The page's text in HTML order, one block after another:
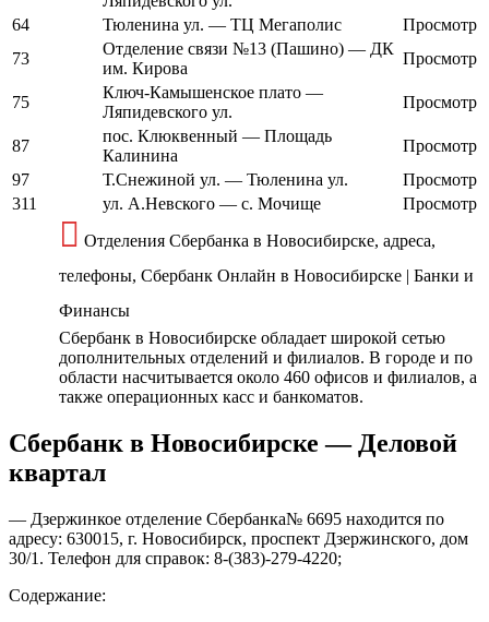
64
Тюленина ул. — ТЦ Мегаполис
Просмотр
73
Отделение связи №13 (Пашино) — ДК
им. Кирова
Просмотр
75
Ключ-Камышенское плато —
Ляпидевского ул.
Просмотр
87
пос. Клюквенный — Площадь
Калинина
Просмотр
97
Т.Снежиной ул. — Тюленина ул.
Просмотр
311
ул. А.Невского — с. Мочище
Просмотр
Отделения Сбербанка в Новосибирске, адреса,
телефоны, Сбербанк Онлайн в Новосибирске | Банки и
Финансы
Сбербанк в Новосибирске обладает широкой сетью
дополнительных отделений и филиалов. В городе и по
области насчитывается около 460 офисов и филиалов, а
также операционных касс и банкоматов.
Сбербанк в Новосибирске — Деловой
квартал
— Дзержинкое отделение Сбербанка№ 6695 находится по
адресу: 630015, г. Новосибирск, проспект Дзержинского, дом
30/1. Телефон для справок: 8-(383)-279-4220;
Содержание: